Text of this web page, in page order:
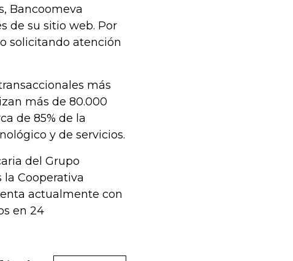
Bancoomeva
de su sitio web. Por
solicitando atención
más
más de 80.000
de 85% de la
y de servicios.
del Grupo
Cooperativa
actualmente con
en 24